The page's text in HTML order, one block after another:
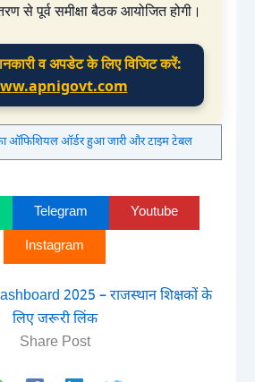
से पूर्व समीक्षा बैठक आयोजित होगी।
व अपडेट के लिए विजिट करें:
का ऑफिशियल ऑर्डर हुआ जारी और टाइम टेबल
Telegram
Youtube
Instagram
2025 – राजस्थान शिक्षकों के
लिए जरूरी लिंक
Share Post